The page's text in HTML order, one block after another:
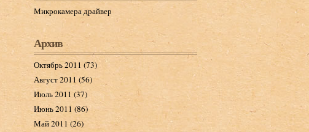
Микрокамера драйвер
Архив
Октябрь 2011 (73)
Август 2011 (56)
Июль 2011 (37)
Июнь 2011 (86)
Май 2011 (26)